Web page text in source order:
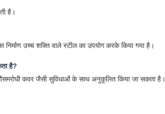
है।
निर्माण उच्च शक्ति वाले स्टील का उपयोग करके किया गया है।
है?
कवर जैसी सुविधाओं के साथ अनुकूलित किया जा सकता है।